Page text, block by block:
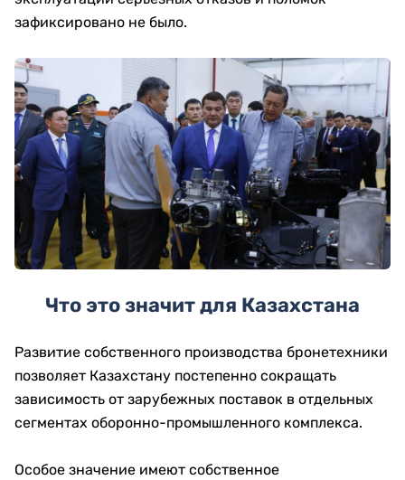
зафиксировано не было.
Что это значит для Казахстана
Развитие собственного производства бронетехники
позволяет Казахстану постепенно сокращать
зависимость от зарубежных поставок в отдельных
сегментах оборонно-промышленного комплекса.
Особое значение имеют собственное